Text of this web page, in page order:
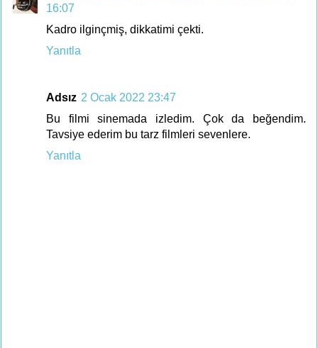
16:07
Kadro ilginçmiş, dikkatimi çekti.
Yanıtla
Adsız 2 Ocak 2022 23:47
Bu filmi sinemada izledim. Çok da beğendim.
Tavsiye ederim bu tarz filmleri sevenlere.
Yanıtla